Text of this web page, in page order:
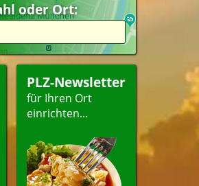
oder Ort:
PLZ-Newsletter
für Ihren Ort
einrichten...